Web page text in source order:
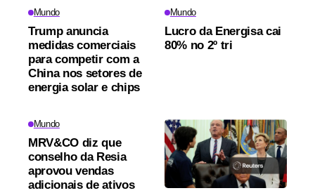
Mundo
Trump anuncia
medidas comerciais
para competir com a
China nos setores de
energia solar e chips
Mundo
Lucro da Energisa cai
80% no 2º tri
Mundo
MRV&CO diz que
conselho da Resia
aprovou vendas
adicionais de ativos